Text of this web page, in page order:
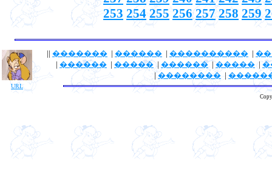
253 254 255 256 257 258 259
URL
|| ������� | ������ | ���������� |
| ������ | �����|������|�����|
|�������� |